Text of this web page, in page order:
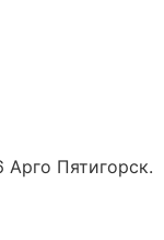
Пятигорск.